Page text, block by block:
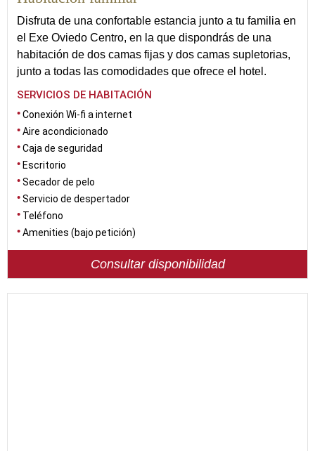
Disfruta de una confortable estancia junto a tu familia en
el Exe Oviedo Centro, en la que dispondrás de una
habitación de dos camas fijas y dos camas supletorias,
junto a todas las comodidades que ofrece el hotel.
SERVICIOS DE HABITACIÓN
Conexión Wi-fi a internet
Aire acondicionado
Caja de seguridad
Escritorio
Secador de pelo
Servicio de despertador
Teléfono
Amenities (bajo petición)
Consultar disponibilidad